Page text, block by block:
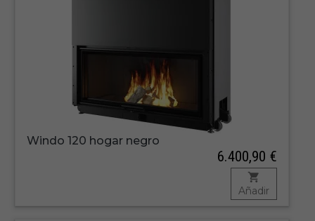
Windo 120 hogar negro
6.400,90 €
Añadir